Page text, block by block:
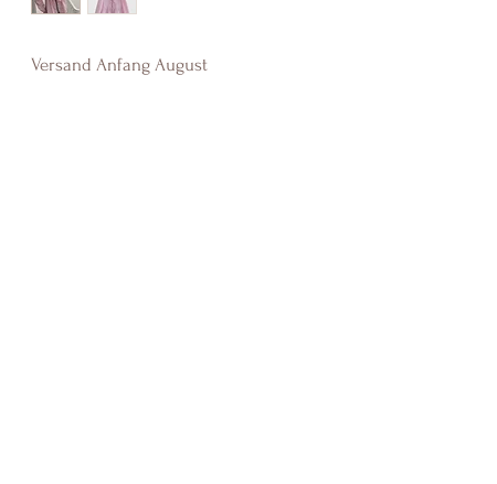
Versand Anfang August